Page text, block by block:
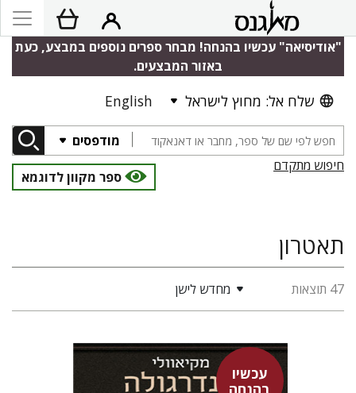
"אודיסיאה" עכשיו בהנחה! מבחר ספרים נוספים במבצע, כעת
באזור המבצעים.
שלח אל: מחוץ לישראל English
מודפסים
חיפוש מתקדם
ספר מקוון לדוגמא
תאטרון
47 תוצאות מחדש לישן
עכשיו
בהנחה